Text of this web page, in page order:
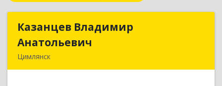
Казанцев Владимир
Анатольевич
Цимлянск
Казанцев Владимир